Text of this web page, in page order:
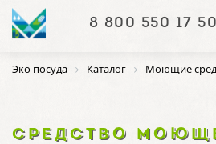
8 800 550 17 50
Эко посуда Каталог Моющие
СРЕДСТВО